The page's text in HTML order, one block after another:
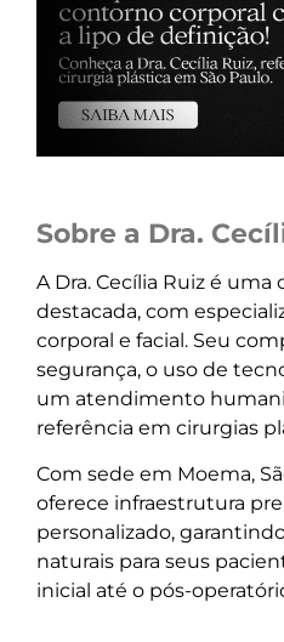
Sobre a Dra.
A Dra. Cecília Ruiz é uma
destacada, com
corporal e facial. Seu
segurança, o uso de
um atendimento
referência em cirurgias
Com sede em Moema,
oferece infraestrutura
personalizado,
naturais para seus
inicial até o pós-